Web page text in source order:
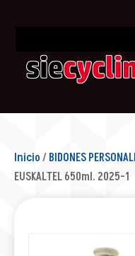
Inicio/ BIDONES
EUSKALTEL 650ml. 2025-1